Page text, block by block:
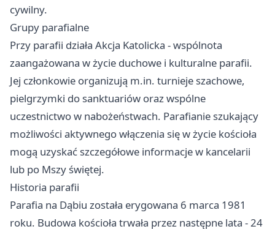
cywilny.
Grupy parafialne
Przy parafii działa Akcja Katolicka - wspólnota
zaangażowana w życie duchowe i kulturalne parafii.
Jej członkowie organizują m.in. turnieje szachowe,
pielgrzymki do sanktuariów oraz wspólne
uczestnictwo w nabożeństwach. Parafianie szukający
możliwości aktywnego włączenia się w życie kościoła
mogą uzyskać szczegółowe informacje w kancelarii
lub po Mszy świętej.
Historia parafii
Parafia na Dąbiu została erygowana 6 marca 1981
roku. Budowa kościoła trwała przez następne lata - 24